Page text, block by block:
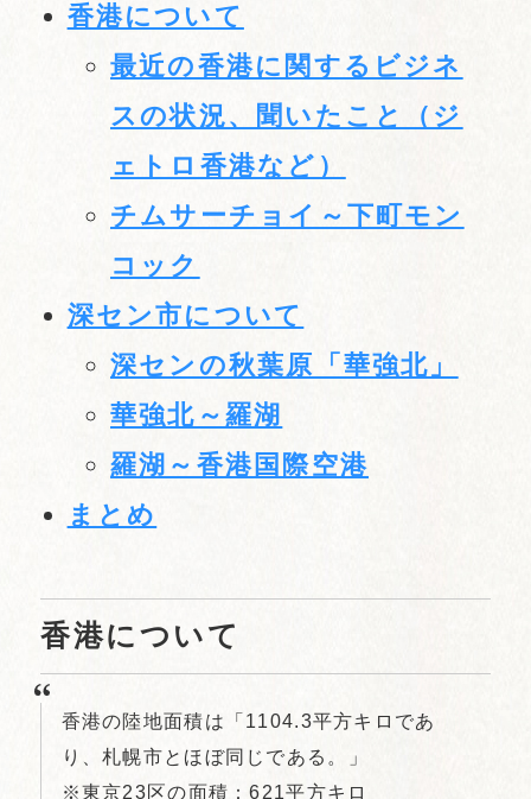
香港について
最近の香港に関するビジネ
スの状況、聞いたこと（ジ
ェトロ香港など）
チムサーチョイ～下町モン
コック
深セン市について
深センの秋葉原「華強北」
華強北～羅湖
羅湖～香港国際空港
まとめ
香港について
香港の陸地面積は「1104.3平方キロであ
り、札幌市とほぼ同じである。」
※東京23区の面積：621平方キロ